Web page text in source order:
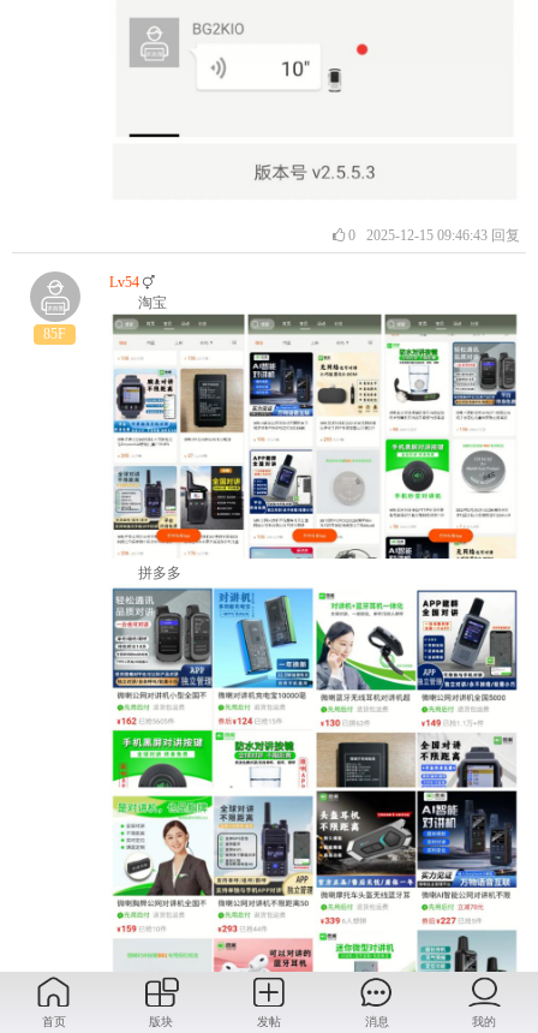
首页 版块 发帖 消息 我的
02025-12-15 09:46:43 回复
85F
Lv54
淘宝
拼多多
抖音